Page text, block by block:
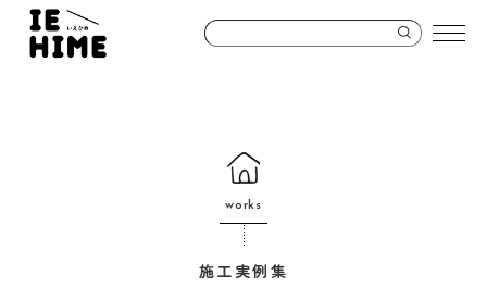
works
施工実例集